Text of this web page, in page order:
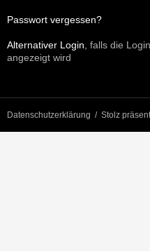
Passwort vergessen?
Alternativer Login , falls die
angezeigt wird
Datenschutzerklärung Stolz